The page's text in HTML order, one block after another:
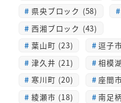
県央ブロック (58)
西湘ブロック (43)
葉山町 (23)
逗子
津久井 (21)
相模
寒川町 (20)
座間
綾瀬市 (18)
南足